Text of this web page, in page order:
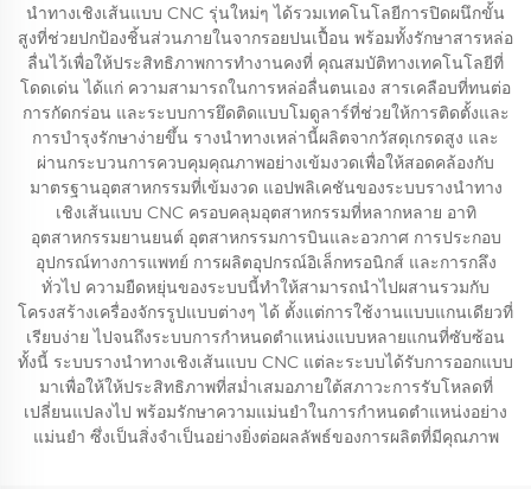
นำทางเชิงเส้นแบบ CNC รุ่นใหม่ๆ ได้รวมเทคโนโลยีการปิดผนึกขั้น
สูงที่ช่วยปกป้องชิ้นส่วนภายในจากรอยปนเปื้อน พร้อมทั้งรักษาสารหล่อ
ลื่นไว้เพื่อให้ประสิทธิภาพการทำงานคงที่ คุณสมบัติทางเทคโนโลยีที่
โดดเด่น ได้แก่ ความสามารถในการหล่อลื่นตนเอง สารเคลือบที่ทนต่อ
การกัดกร่อน และระบบการยึดติดแบบโมดูลาร์ที่ช่วยให้การติดตั้งและ
การบำรุงรักษาง่ายขึ้น รางนำทางเหล่านี้ผลิตจากวัสดุเกรดสูง และ
ผ่านกระบวนการควบคุมคุณภาพอย่างเข้มงวดเพื่อให้สอดคล้องกับ
มาตรฐานอุตสาหกรรมที่เข้มงวด แอปพลิเคชันของระบบรางนำทาง
เชิงเส้นแบบ CNC ครอบคลุมอุตสาหกรรมที่หลากหลาย อาทิ
อุตสาหกรรมยานยนต์ อุตสาหกรรมการบินและอวกาศ การประกอบ
อุปกรณ์ทางการแพทย์ การผลิตอุปกรณ์อิเล็กทรอนิกส์ และการกลึง
ทั่วไป ความยืดหยุ่นของระบบนี้ทำให้สามารถนำไปผสานรวมกับ
โครงสร้างเครื่องจักรรูปแบบต่างๆ ได้ ตั้งแต่การใช้งานแบบแกนเดียวที่
เรียบง่าย ไปจนถึงระบบการกำหนดตำแหน่งแบบหลายแกนที่ซับซ้อน
ทั้งนี้ ระบบรางนำทางเชิงเส้นแบบ CNC แต่ละระบบได้รับการออกแบบ
มาเพื่อให้ให้ประสิทธิภาพที่สม่ำเสมอภายใต้สภาวะการรับโหลดที่
เปลี่ยนแปลงไป พร้อมรักษาความแม่นยำในการกำหนดตำแหน่งอย่าง
แม่นยำ ซึ่งเป็นสิ่งจำเป็นอย่างยิ่งต่อผลลัพธ์ของการผลิตที่มีคุณภาพ